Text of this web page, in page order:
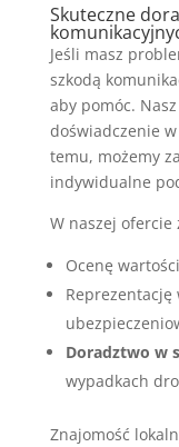
Skuteczne
Jeśli masz
szkodą
aby pomóc.
doświadczenie
temu, możemy
indywidualne
W naszej ofercie
Ocenę
Doradztwo w
wypadkach
Znajomość